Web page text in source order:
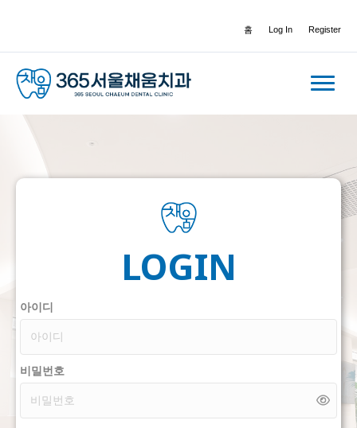
홈 Log In Register
LOGIN
아이디
비밀번호